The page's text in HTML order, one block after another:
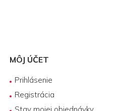
MÔJ ÚČET
Prihlásenie
Registrácia
Stav mojej objednávky